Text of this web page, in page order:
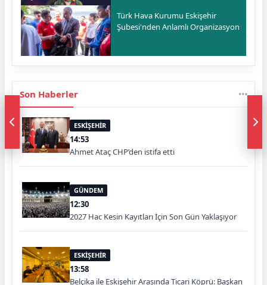
Türk Hava Kurumu Eskişehir
Şubesi'nden Anlamlı Organizasyon
Son Haberler
ESKİŞEHİR
14:53
Ahmet Ataç CHP’den istifa etti
GÜNDEM
12:30
2027 Hac Kesin Kayıtları İçin Son Gün Yaklaşıyor
ESKİŞEHİR
13:58
Belçika ile Eskişehir Arasında Ticari Köprü: Başkan